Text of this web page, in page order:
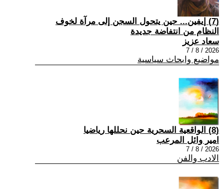
(7) إيفين... حين يتحول السجن إلى مرآة لخوف
النظام من انتفاضة جديدة
سعاد عزيز
2026 / 8 / 7
مواضيع وابحاث سياسية
(8) الواقعية السحرية حين نحللها رياضيا
امير وائل المرعب
2026 / 8 / 7
الادب والفن